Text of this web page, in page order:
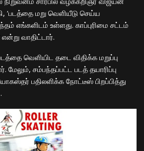
‘படத்தை மறு வெளியீடு செய்ய
எங்களிடம் உள்ளது. காப்புரிமை சட்டம்
வாதிட்டார்.
வெளியிட தடை விதிக்க மறுப்பு
மேலும், சம்பந்தப்பட்ட படத் தயாரிப்பு
பதிலளிக்க நோட்டீஸ் பிறப்பித்து
.